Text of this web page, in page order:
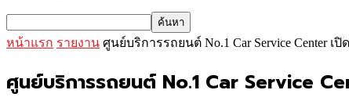
หน้าแรก รายงาน ศูนย์บริการรถยนต์ No.1 Car Service Center
ศูนย์บริการรถยนต์ No.1 Car Service